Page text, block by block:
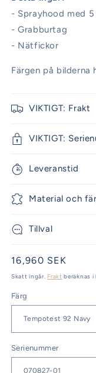
- Sprayhood med
- Grabburtag
- Nätfickor
Färgen på bilderna
VIKTIGT: Frakt
VIKTIGT:
Leveranstid
Material och
Tillval
Ordinarie
pris
16,960 SEK
Skatt ingår. Frakt beräknas i
Färg
Serienummer